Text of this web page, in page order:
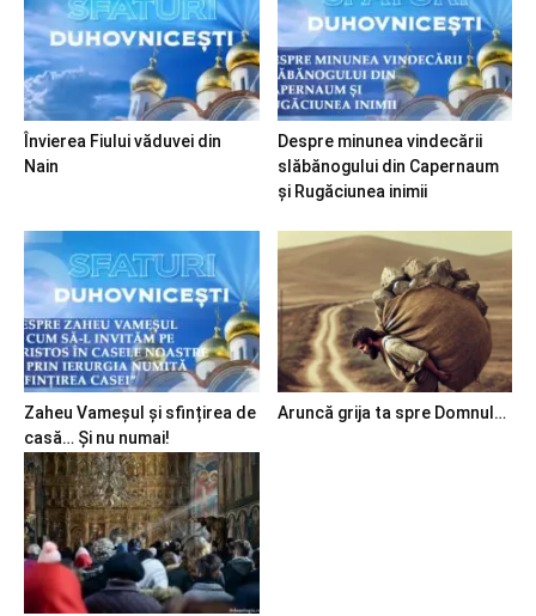
Învierea Fiului văduvei din
Nain
Despre minunea vindecării
slăbănogului din Capernaum
și Rugăciunea inimii
Zaheu Vameșul și sfințirea de
casă… Și nu numai!
Aruncă grija ta spre Domnul…